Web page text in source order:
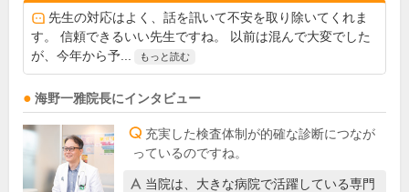
先生の対応はよく、話を訊いて不安を取り除いてくれま
す。 信頼できるいい先生ですね。 以前は混んで大変でした
が、今年から予...
もっと読む
海野一雅院長にインタビュー
充実した検査体制が的確な診断につなが
っているのですね。
当院は、大きな病院で活躍している専門